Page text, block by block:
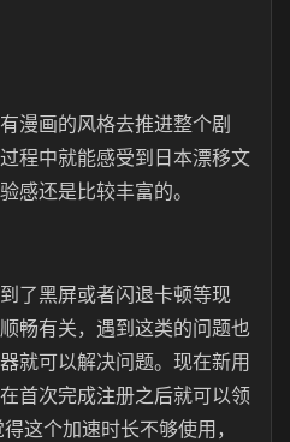
漫画的风格去推进整个剧
程中就能感受到日本漂移文
感还是比较丰富的。
了黑屏或者闪退卡顿等现
畅有关，遇到这类的问题也
就可以解决问题。现在新用
首次完成注册之后就可以领
这个加速时长不够使用，